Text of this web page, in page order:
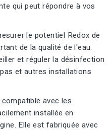
qui peut répondre à vos
le potentiel Redox de
de la qualité de l'eau.
et réguler la désinfection
et autres installations
avec les
installée en
Elle est fabriquée avec